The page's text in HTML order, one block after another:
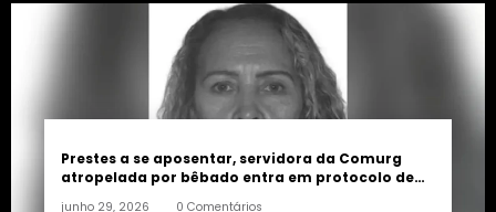
Prestes a se aposentar, servidora da Comurg
atropelada por bêbado entra em protocolo de
junho 29, 2026 0 Comentários